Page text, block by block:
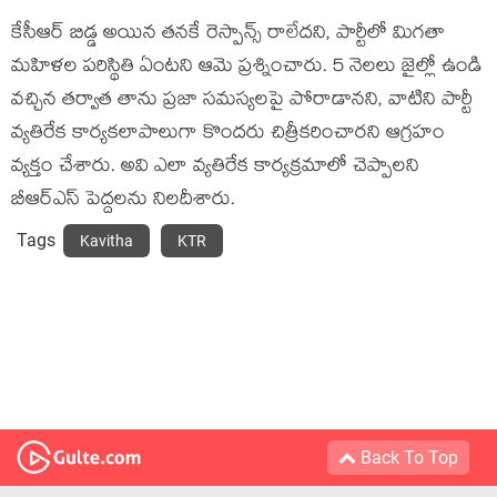
కేసీఆర్ బిడ్డ అయిన తనకే రెస్పాన్స్ రాలేదని, పార్టీలో మిగతా
మహిళల పరిస్థితి ఏంటని ఆమె ప్రశ్నించారు. 5 నెలలు జైల్లో ఉండి
వచ్చిన తర్వాత తాను ప్రజా సమస్యలపై పోరాడానని, వాటిని పార్టీ
వ్యతిరేక కార్యకలాపాలుగా కొందరు చిత్రీకరించారని ఆగ్రహం
వ్యక్తం చేశారు. అవి ఎలా వ్యతిరేక కార్యక్రమాలో చెప్పాలని
బీఆర్ఎస్ పెద్దలను నిలదీశారు.
Tags Kavitha KTR
Back To Top